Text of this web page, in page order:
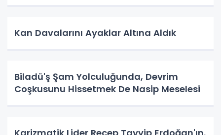
Kan Davalarını Ayaklar Altına Aldık
Biladü'ş Şam Yolculuğunda, Devrim
Coşkusunu Hissetmek De Nasip Meselesi